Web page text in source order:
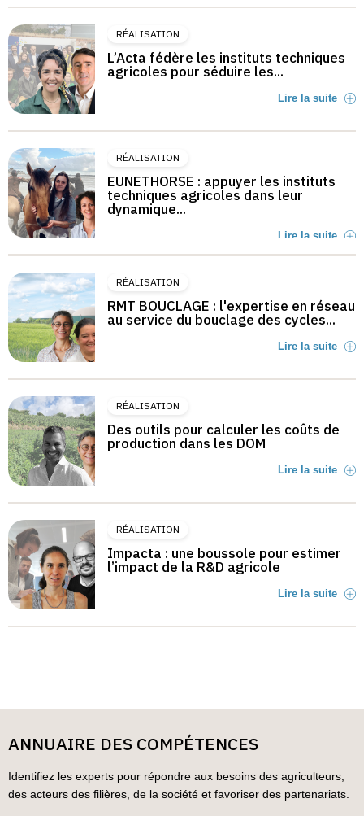
RÉALISATION
L’Acta fédère les instituts techniques
agricoles pour séduire les...
Lire la suite
RÉALISATION
EUNETHORSE : appuyer les instituts
techniques agricoles dans leur
dynamique...
Lire la suite
RÉALISATION
RMT BOUCLAGE : l'expertise en réseau
au service du bouclage des cycles...
Lire la suite
RÉALISATION
Des outils pour calculer les coûts de
production dans les DOM
Lire la suite
RÉALISATION
Impacta : une boussole pour estimer
l’impact de la R&D agricole
Lire la suite
ANNUAIRE DES COMPÉTENCES
Identifiez les experts pour répondre aux besoins des agriculteurs,
des acteurs des filières, de la société et favoriser des partenariats.